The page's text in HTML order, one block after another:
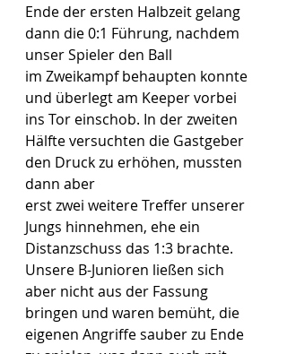
Ende der ersten Halbzeit gelang
dann die 0:1 Führung, nachdem
unser Spieler den Ball
im Zweikampf behaupten konnte
und überlegt am Keeper vorbei
ins Tor einschob. In der zweiten
Hälfte versuchten die Gastgeber
den Druck zu erhöhen, mussten
dann aber
erst zwei weitere Treffer unserer
Jungs hinnehmen, ehe ein
Distanzschuss das 1:3 brachte.
Unsere B-Junioren ließen sich
aber nicht aus der Fassung
bringen und waren bemüht, die
eigenen Angriffe sauber zu Ende